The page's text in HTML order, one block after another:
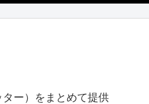
ー）をまとめて提供